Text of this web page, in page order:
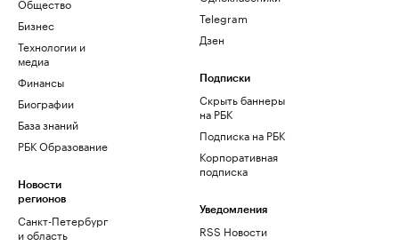
Бизнес
Технологии и
медиа
Финансы
Биографии
База знаний
РБК Образование
Новости
регионов
Санкт-Петербург
и область
Telegram
Дзен
Подписки
Скрыть баннеры
на РБК
Подписка на РБК
Корпоративная
подписка
Уведомления
RSS Новости